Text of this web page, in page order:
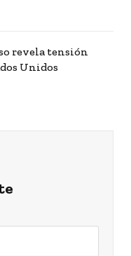
revela tensión
Unidos